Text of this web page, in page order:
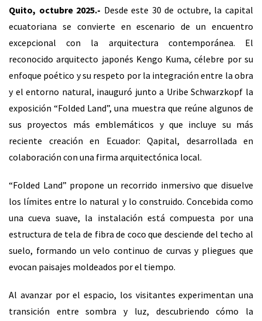
Quito, octubre 2025.- Desde este 30 de octubre, la capital
ecuatoriana se convierte en escenario de un encuentro
excepcional con la arquitectura contemporánea. El
reconocido arquitecto japonés Kengo Kuma, célebre por su
enfoque poético y su respeto por la integración entre la obra
y el entorno natural, inauguró junto a Uribe Schwarzkopf la
exposición “Folded Land”, una muestra que reúne algunos de
sus proyectos más emblemáticos y que incluye su más
reciente creación en Ecuador: Qapital, desarrollada en
colaboración con una firma arquitectónica local.
“Folded Land” propone un recorrido inmersivo que disuelve
los límites entre lo natural y lo construido. Concebida como
una cueva suave, la instalación está compuesta por una
estructura de tela de fibra de coco que desciende del techo al
suelo, formando un velo continuo de curvas y pliegues que
evocan paisajes moldeados por el tiempo.
Al avanzar por el espacio, los visitantes experimentan una
transición entre sombra y luz, descubriendo cómo la